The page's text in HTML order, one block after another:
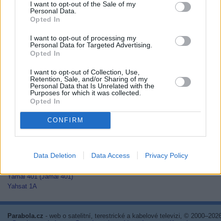
I want to opt-out of the Sale of my
Personal Data.
Opted In
I want to opt-out of processing my
Personal Data for Targeted Advertising.
Opted In
I want to opt-out of Collection, Use,
Retention, Sale, and/or Sharing of my
Personal Data that Is Unrelated with the
Purposes for which it was collected.
Opted In
CONFIRM
Data Deletion Data Access Privacy Policy
Thaicom 2
Thaicom 3
TurkmenÄlem52E/MonacoSat
Türksat 1C
Türksat 2A
Türksat 4A
Türksat 4B
Türksat 5B
Yamal 401 (Jamal 401)
Yahsat 1A
Parabola.cz - web o satelitní, terestrické a kabelové televizi, ©